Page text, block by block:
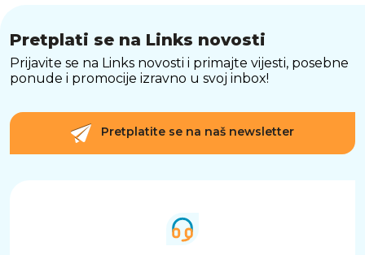
Pretplati se na Links novosti
Prijavite se na Links novosti i primajte vijesti, posebne
ponude i promocije izravno u svoj inbox!
Pretplatite se na naš newsletter